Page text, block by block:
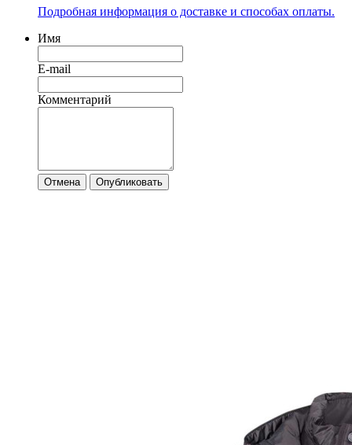
Подробная информация о доставке и способах оплаты.
Имя
E-mail
Комментарий
Отмена Опубликовать